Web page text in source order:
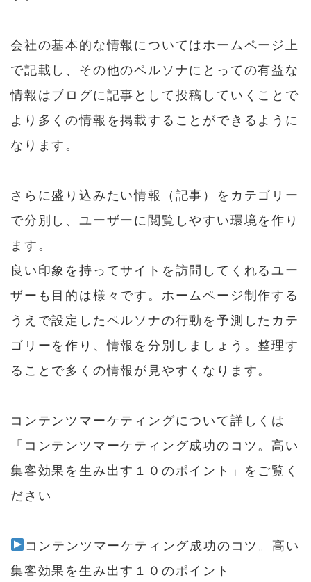
会社の基本的な情報についてはホームページ上
で記載し、その他のペルソナにとっての有益な
情報はブログに記事として投稿していくことで
より多くの情報を掲載することができるように
なります。
さらに盛り込みたい情報（記事）をカテゴリー
で分別し、ユーザーに閲覧しやすい環境を作り
ます。
良い印象を持ってサイトを訪問してくれるユー
ザーも目的は様々です。ホームページ制作する
うえで設定したペルソナの行動を予測したカテ
ゴリーを作り、情報を分別しましょう。整理す
ることで多くの情報が見やすくなります。
コンテンツマーケティングについて詳しくは
「コンテンツマーケティング成功のコツ。高い
集客効果を生み出す１０のポイント」をご覧く
ださい
コンテンツマーケティング成功のコツ。高い
集客効果を生み出す１０のポイント